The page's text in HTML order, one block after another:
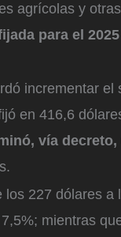
agrícolas y
para el
incrementar
en 416,6
vía decreto,
227 dólares
mientras